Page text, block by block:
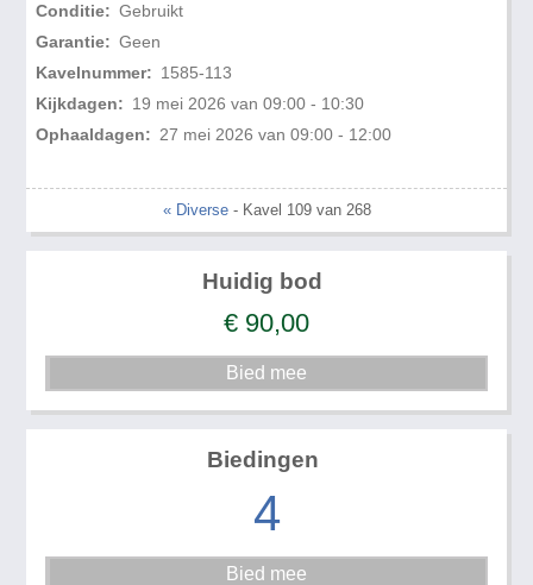
Conditie: Gebruikt
Garantie: Geen
Kavelnummer: 1585-113
Kijkdagen: 19 mei 2026 van 09:00 - 10:30
Ophaaldagen: 27 mei 2026 van 09:00 - 12:00
« Diverse- Kavel 109 van 268
Huidig bod
€ 90,00
Biedingen
4